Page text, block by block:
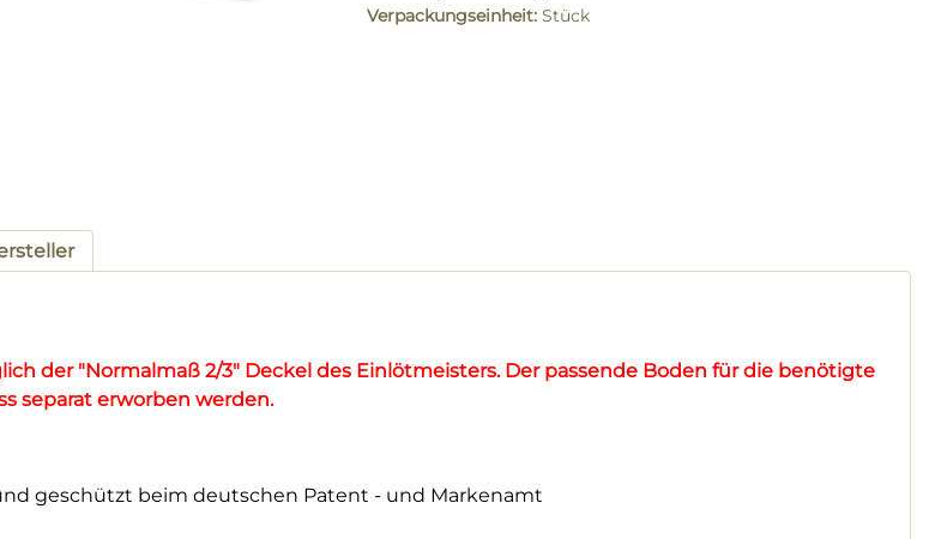
Verpackungseinheit: Stück
der "Normalmaß 2/3" Deckel des Einlötmeisters. Der passende Boden für die benötigte
separat erworben werden.
geschützt beim deutschen Patent - und Markenamt